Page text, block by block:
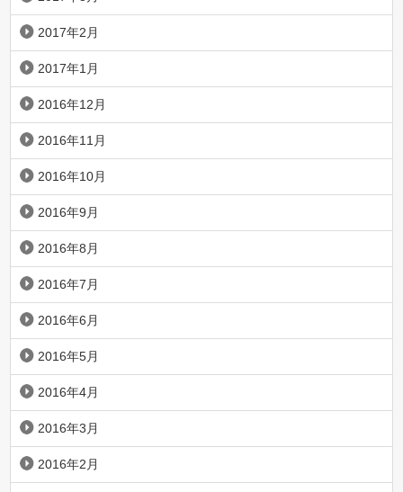
2017年2月
2017年1月
2016年12月
2016年11月
2016年10月
2016年9月
2016年8月
2016年7月
2016年6月
2016年5月
2016年4月
2016年3月
2016年2月